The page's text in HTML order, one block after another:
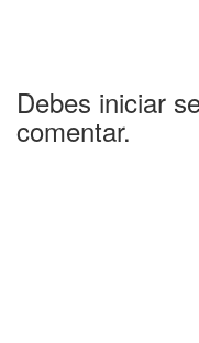
Debes iniciar
comentar.